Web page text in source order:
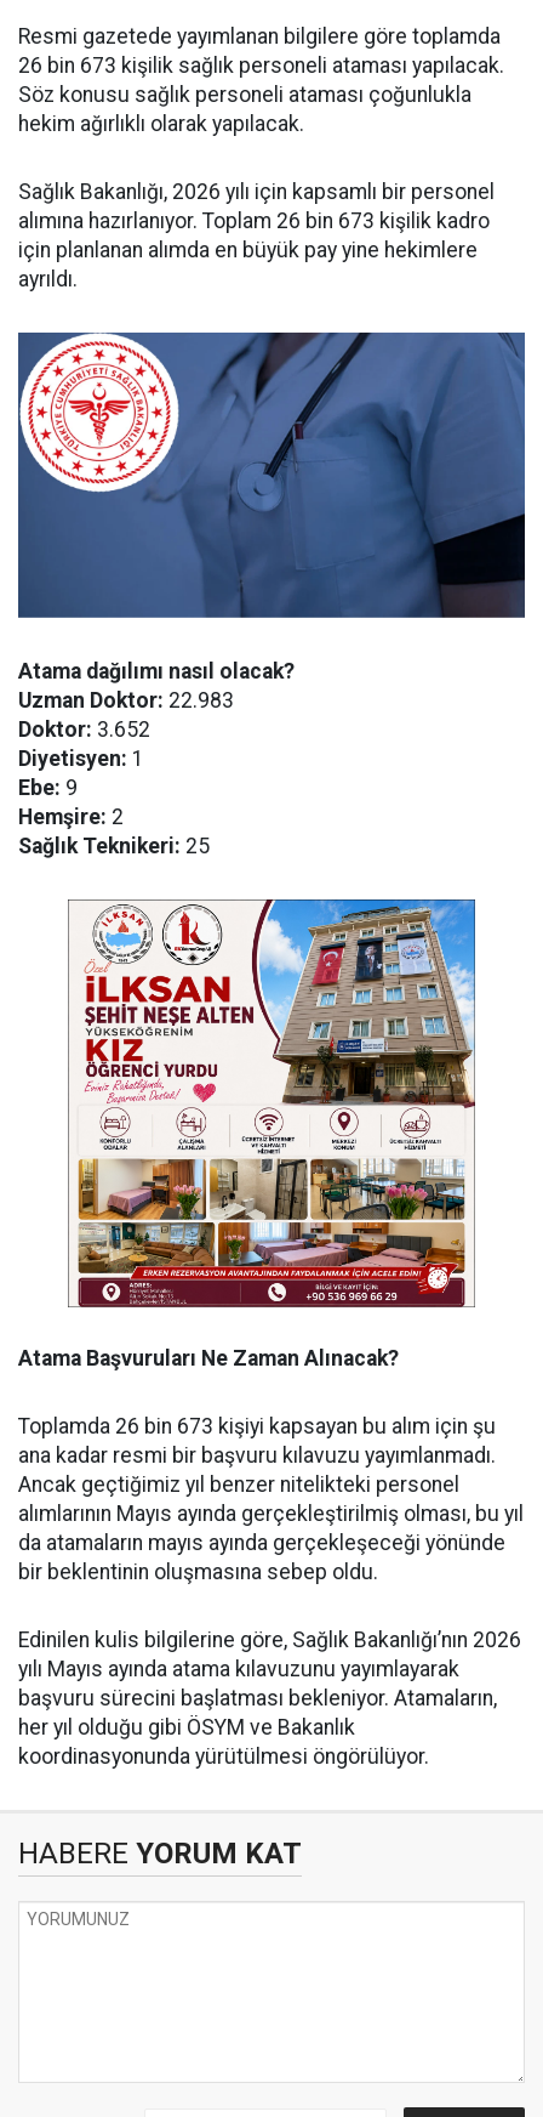
Resmi gazetede yayımlanan bilgilere göre toplamda
26 bin 673 kişilik sağlık personeli ataması yapılacak.
Söz konusu sağlık personeli ataması çoğunlukla
hekim ağırlıklı olarak yapılacak.
Sağlık Bakanlığı, 2026 yılı için kapsamlı bir personel
alımına hazırlanıyor. Toplam 26 bin 673 kişilik kadro
için planlanan alımda en büyük pay yine hekimlere
ayrıldı.
Atama dağılımı nasıl olacak?
Uzman Doktor: 22.983
Doktor: 3.652
Diyetisyen: 1
Ebe: 9
Hemşire: 2
Sağlık Teknikeri: 25
Atama Başvuruları Ne Zaman Alınacak?
Toplamda 26 bin 673 kişiyi kapsayan bu alım için şu
ana kadar resmi bir başvuru kılavuzu yayımlanmadı.
Ancak geçtiğimiz yıl benzer nitelikteki personel
alımlarının Mayıs ayında gerçekleştirilmiş olması, bu yıl
da atamaların mayıs ayında gerçekleşeceği yönünde
bir beklentinin oluşmasına sebep oldu.
Edinilen kulis bilgilerine göre, Sağlık Bakanlığı’nın 2026
yılı Mayıs ayında atama kılavuzunu yayımlayarak
başvuru sürecini başlatması bekleniyor. Atamaların,
her yıl olduğu gibi ÖSYM ve Bakanlık
koordinasyonunda yürütülmesi öngörülüyor.
HABERE YORUM KAT